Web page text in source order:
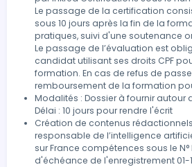
Le passage de la certification
sous 10 jours après la fin de la
pratiques, suivi d'une soutenance
Le passage de l’évaluation est
candidat utilisant ses droits CPF
formation. En cas de refus de
remboursement de la formation
Modalités : Dossier à fournir autour
Création de contenus
responsable de l’intelligence
sur France compétences sous le N°
d'échéance de l'enregistrement 01-